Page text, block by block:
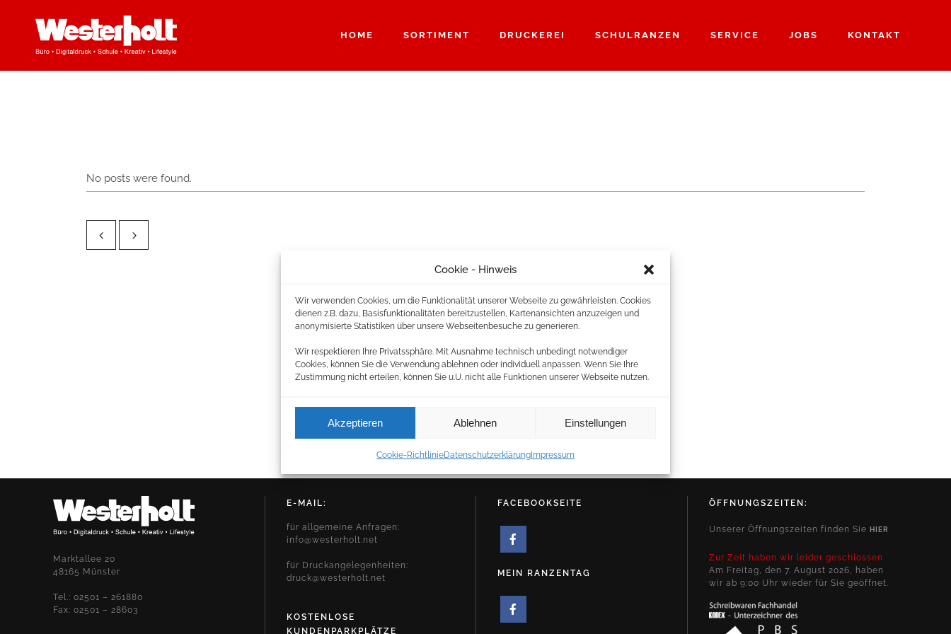
Cookie - Hinweis
Wir verwenden Cookies, um die Funktionalität unserer Webseite zu gewährleisten. Cookies
dienen z.B. dazu, Basisfunktionalitäten bereitzustellen, Kartenansichten anzuzeigen und
anonymisierte Statistiken über unsere Webseitenbesuche zu generieren.
Wir respektieren Ihre Privatssphäre. Mit Ausnahme technisch unbedingt notwendiger
Cookies, können Sie die Verwendung ablehnen oder individuell anpassen. Wenn Sie Ihre
Zustimmung nicht erteilen, können Sie u.U. nicht alle Funktionen unserer Webseite nutzen.
Akzeptieren Ablehnen Einstellungen
Cookie-RichtlinieDatenschutzerklärungImpressum
HOME SORTIMENT DRUCKEREI SCHULRANZEN SERVICE JOBS KONTAKT
No posts were found.
Marktallee 20
48165 Münster
Tel.: 02501 – 261880
Fax: 02501 – 28603
E-MAIL:
für allgemeine Anfragen:
info@westerholt.net
für Druckangelegenheiten:
druck@westerholt.net
KOSTENLOSE
KUNDENPARKPLÄTZE
FACEBOOKSEITE
MEIN RANZENTAG
ÖFFNUNGSZEITEN:
Unserer Öffnungszeiten finden Sie HIER
Zur Zeit haben wir leider geschlossen
Am Freitag, den 7. August 2026, haben
wir ab 9:00 Uhr wieder für Sie geöffnet.